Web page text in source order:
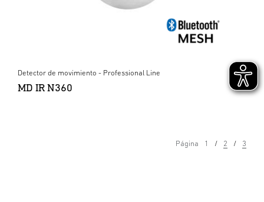
Detector de movimiento - Professional Line
MD IR N360
Página 1 2 3